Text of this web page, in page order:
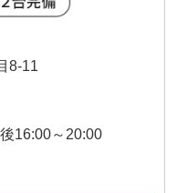
8-11
16:00～20:00